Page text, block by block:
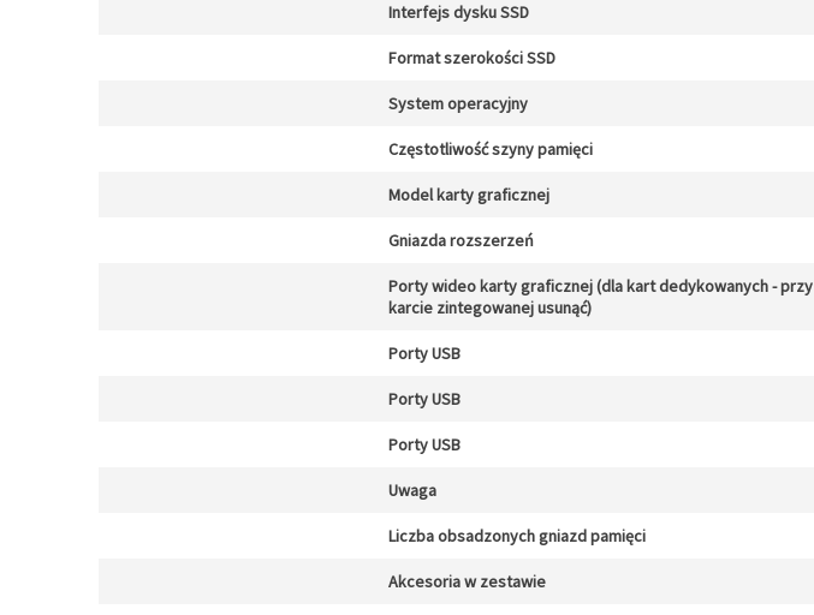
Interfejs dysku SSD
Format szerokości SSD
System operacyjny
Częstotliwość szyny pamięci
Model karty graficznej
Gniazda rozszerzeń
Porty wideo karty graficznej (dla kart dedykowanych - przy
karcie zintegowanej usunąć)
Porty USB
Porty USB
Porty USB
Uwaga
Liczba obsadzonych gniazd pamięci
Akcesoria w zestawie